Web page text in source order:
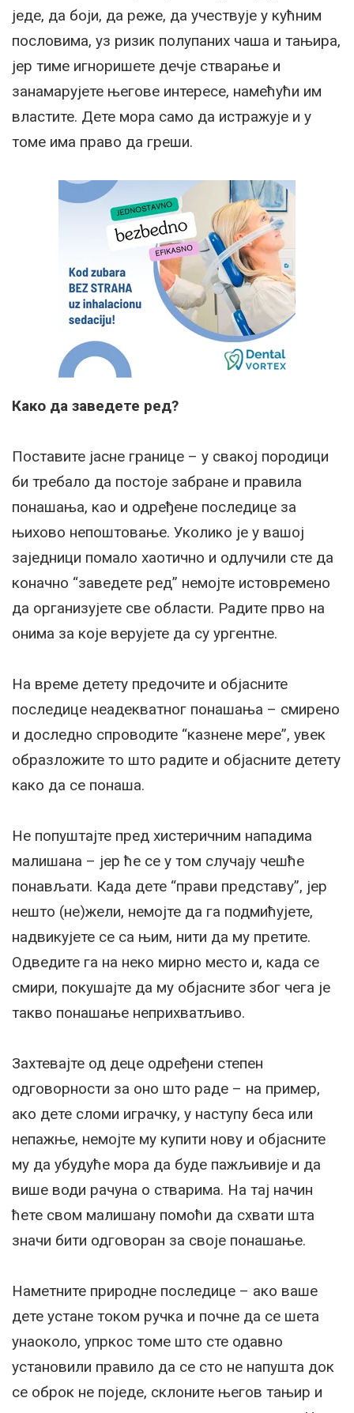
једе, да боји, да реже, да учествује у кућним
пословима, уз ризик полупаних чаша и тањира,
јер тиме игноришете дечје стварање и
занамарујете његове интересе, намећући им
властите. Дете мора само да истражује и у
томе има право да греши.
Како да заведете ред?
Поставите јасне границе – у свакој породици
би требало да постоје забране и правила
понашања, као и одређене последице за
њихово непоштовање. Уколико је у вашој
заједници помало хаотично и одлучили сте да
коначно “заведете ред” немојте истовремено
да организујете све области. Радите прво на
онима за које верујете да су ургентне.
На време детету предочите и објасните
последице неадекватног понашања – смирено
и доследно спроводите “казнене мере”, увек
образложите то што радите и објасните детету
како да се понаша.
Не попуштајте пред хистеричним нападима
малишана – јер ће се у том случају чешће
понављати. Када дете “прави представу”, јер
нешто (не)жели, немојте да га подмићујете,
надвикујете се са њим, нити да му претите.
Одведите га на неко мирно место и, када се
смири, покушајте да му објасните због чега је
такво понашање неприхватљиво.
Захтевајте од деце одређени степен
одговорности за оно што раде – на пример,
ако дете сломи играчку, у наступу беса или
непажње, немојте му купити нову и објасните
му да убудуће мора да буде пажљивије и да
више води рачуна о стварима. На тај начин
ћете свом малишану помоћи да схвати шта
значи бити одговоран за своје понашање.
Наметните природне последице – ако ваше
дете устане током ручка и почне да се шета
унаоколо, упркос томе што сте одавно
установили правило да се сто не напушта док
се оброк не поједе, склоните његов тањир и